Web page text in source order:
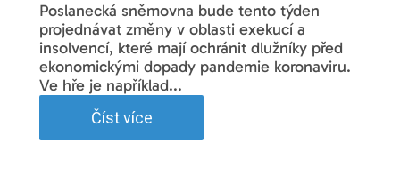
Poslanecká sněmovna bude tento týden
projednávat změny v oblasti exekucí a
insolvencí, které mají ochránit dlužníky před
ekonomickými dopady pandemie koronaviru.
Ve hře je například...
Číst více